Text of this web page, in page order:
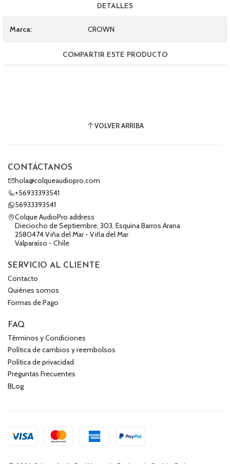
DETALLES
Marca: CROWN
COMPARTIR ESTE PRODUCTO
VOLVER ARRIBA
CONTÁCTANOS
hola@colqueaudiopro.com
+56933393541
56933393541
Colque AudioPro address
Dieciocho de Septiembre, 303, Esquina Barros Arana
2580474 Viña del Mar - Viña del Mar
Valparaíso - Chile
SERVICIO AL CLIENTE
Contacto
Quiénes somos
Formas de Pago
FAQ
Términos y Condiciones
Política de cambios y reembolsos
Política de privacidad
Preguntas Frecuentes
BLog